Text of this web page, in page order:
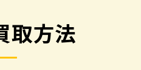
取方法